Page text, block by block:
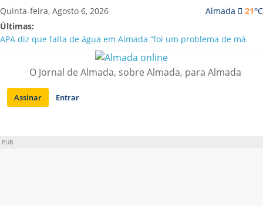
Saltar
para
conteúdo
Almada 21oC
Quinta-feira, Agosto 6, 2026
Últimas:
APA diz que falta de água em Almada “foi um problema de má
Laranjeiro | Cultura pop asiática invade a Casa Amarela
Ponte 25 de Abril celebra 60 anos com programa cultural entre
Lisboa e Almada
Situação de alerta em Almada renovada até final de Agosto
O Jornal de Almada, sobre Almada, para Almada
Assinar Entrar
PUB